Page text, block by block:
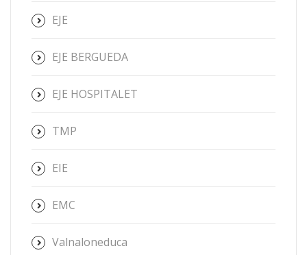
EJE
EJE BERGUEDA
EJE HOSPITALET
TMP
EIE
EMC
Valnaloneduca